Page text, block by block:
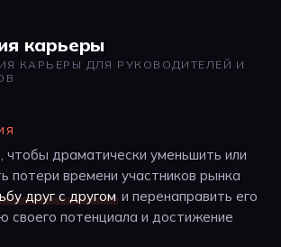
карьеры
КАРЬЕРЫ ДЛЯ РУКОВОДИТЕЛЕЙ И
драматически уменьшить или
потери времени участников рынка
друг с другом и перенаправить его
своего потенциала и достижение